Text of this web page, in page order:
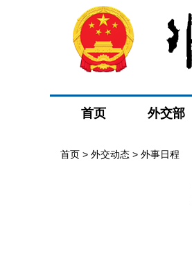
首页 外交部
首页 > 外交动态 > 外事日程